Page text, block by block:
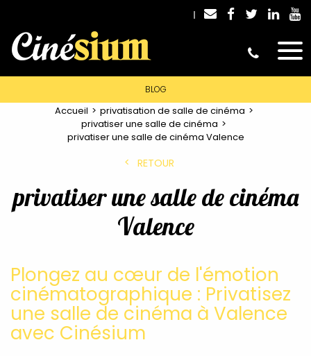
BLOG
Accueil
privatisation de salle de cinéma
privatiser une salle de cinéma
privatiser une salle de cinéma Valence
RETOUR
privatiser une salle de cinéma
Valence
Plongez au cœur de l'émotion
cinématographique : Privatisez
une salle de cinéma à Valence
avec Cinésium